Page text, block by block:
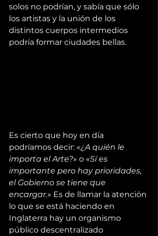
solos no podrían, y sabía que sólo
los artistas y la unión de los
distintos cuerpos intermedios
podría formar ciudades bellas.
Es cierto que hoy en día
podríamos decir: «¿A quién le
importa el Arte?» o «Sí es
importante pero hay prioridades,
el Gobierno se tiene que
encargar.» Es de llamar la atención
lo que se está haciendo en
Inglaterra hay un organismo
público descentralizado